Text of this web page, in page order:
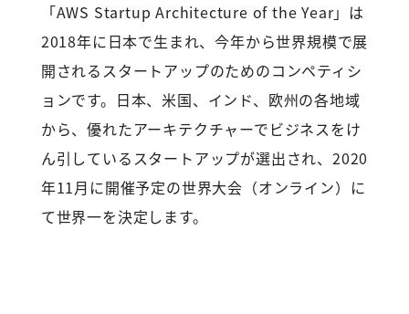
「AWS Startup Architecture of the Year」は
2018年に日本で生まれ、今年から世界規模で展
開されるスタートアップのためのコンペティシ
ョンです。日本、米国、インド、欧州の各地域
から、優れたアーキテクチャーでビジネスをけ
ん引しているスタートアップが選出され、2020
年11月に開催予定の世界大会（オンライン）に
て世界一を決定します。